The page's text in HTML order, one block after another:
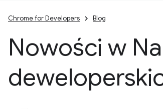
Chrome for Developers Blog
Nowości w